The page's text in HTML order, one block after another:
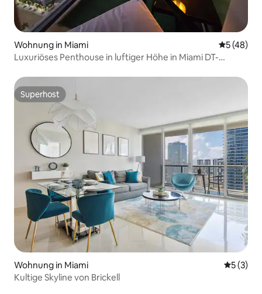
Wohnung in Miami
5 (48)
Luxuriöses Penthouse in luftiger Höhe in Miami DT-
Superhost
Superhost
Wohnung in Miami
5 (3)
Kultige Skyline von Brickell